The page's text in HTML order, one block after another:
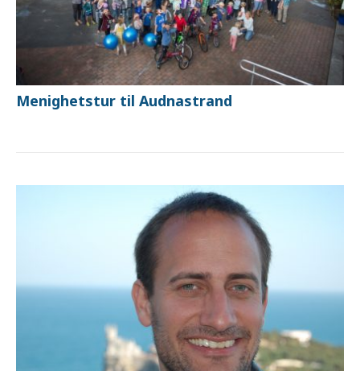
Menighetstur til Audnastrand